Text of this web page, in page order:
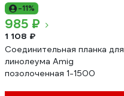
-11%
985 ₽
1 108 ₽
Соединительная планка для
линолеума Amig
позолоченная 1-1500